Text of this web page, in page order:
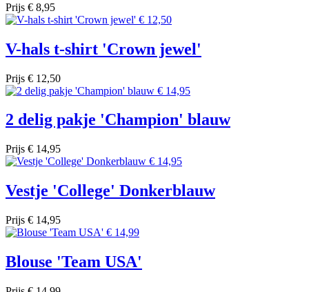
Prijs € 8,95
V-hals t-shirt 'Crown jewel'
Prijs € 12,50
2 delig pakje 'Champion' blauw
Prijs € 14,95
Vestje 'College' Donkerblauw
Prijs € 14,95
Blouse 'Team USA'